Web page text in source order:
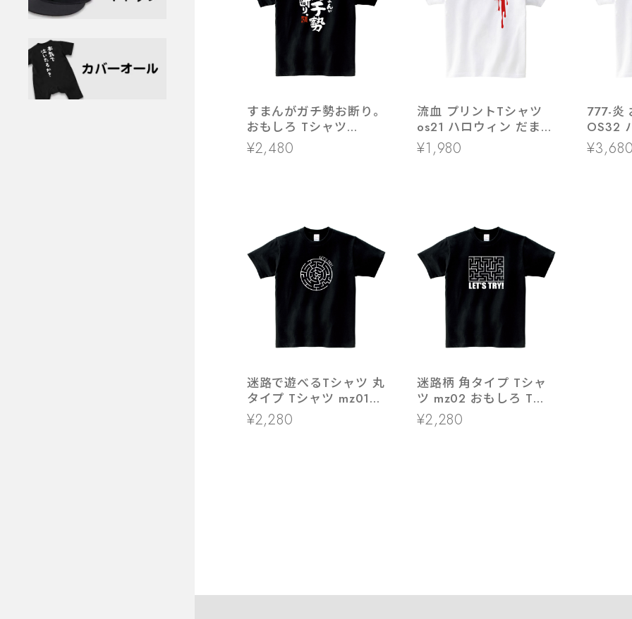
すまんがガチ勢お断り。
おもしろ Tシャツ
ka400-150 漢字 ネガテ
ィブ ゲーム プレイヤー
¥2,480
流血 プリントTシャツ
os21 ハロウィン だまし
絵 衣裳 コスプレ 血のり
切り傷 ウケ狙い ゾンビ
¥1,980
777-炎
OS32 パチスロ パチン
コ 必
ブル
迷路で遊べるTシャツ 丸
タイプ Tシャツ mz01
おもしろ Tシャツ ティ
ーシャツ おもしろtシャ
¥2,280
迷路柄 角タイプ Tシャ
ツ mz02 おもしろ Tシ
ャツ ティーシャツ おも
しろtシャツ
¥2,280